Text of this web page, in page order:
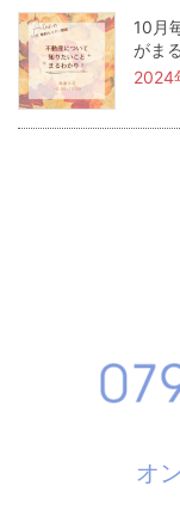
10月
がま
2024
オ